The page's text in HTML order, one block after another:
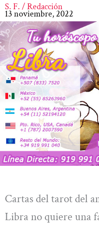
S. F. / Redacción
13 noviembre, 2022
Cartas del tarot del
Libra no quiere una